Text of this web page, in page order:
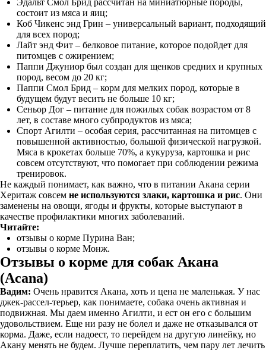
Эдальт Смол Брид рассчитан на миниатюрные породы,
состоит из мяса и яиц;
Коб Чикенс энд Грин – универсальный вариант, подходящий
для всех пород;
Лайт энд Фит – белковое питание, которое подойдет для
питомцев с ожирением;
Паппи Джуниор был создан для щенков средних и крупных
пород, весом до 20 кг;
Паппи Смол Брид – корм для мелких пород, которые в
будущем будут весить не больше 10 кг;
Сеньор Дог – питание для пожилых собак возрастом от 8
лет, в составе много субпродуктов из мяса;
Спорт Агилти – особая серия, рассчитанная на питомцев с
повышенной активностью, большой физической нагрузкой.
Мяса в крокетах больше 70%, а кукуруза, картошка и рис
совсем отсутствуют, что помогает при соблюдении режима
тренировок.
Не каждый понимает, как важно, что в питании Акана серии
Херитаж совсем не используются злаки, картошка и рис. Они
заменены на овощи, ягоды и фрукты, которые выступают в
качестве профилактики многих заболеваний.
Читайте:
отзывы о корме Пурина Ван;
отзывы о корме Монж.
Отзывы о корме для собак Акана
(Acana)
Вадим: Очень нравится Акана, хоть и цена не маленькая. У нас
джек-рассел-терьер, как понимаете, собака очень активная и
подвижная. Мы даем именно Агилти, и ест он его с большим
удовольствием. Еще ни разу не болел и даже не отказывался от
корма. Даже, если надоест, то перейдем на другую линейку, но
Акану менять не будем. Лучше переплатить, чем пару лет лечить